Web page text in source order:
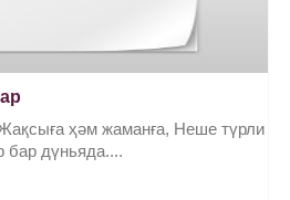
ҳәм жаманға, Неше түрли
дүньяда....